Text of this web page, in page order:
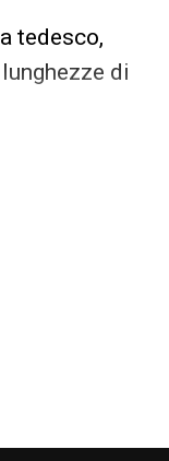
tedesco,
di